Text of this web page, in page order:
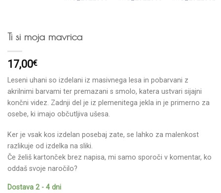
Ti si moja mavrica
17,00€
Leseni uhani so izdelani iz masivnega lesa in pobarvani z
akrilnimi barvami ter premazani s smolo, katera ustvari sijajni
končni videz. Zadnji del je iz plemenitega jekla in je primerno za
osebe, ki imajo občutljiva ušesa.
Ker je vsak kos izdelan posebaj zate, se lahko za malenkost
razlikuje od izdelka na sliki.
Če želiš kartonček brez napisa, mi samo sporoči v komentar, ko
oddaš svoje naročilo?
Dostava 2 - 4 dni